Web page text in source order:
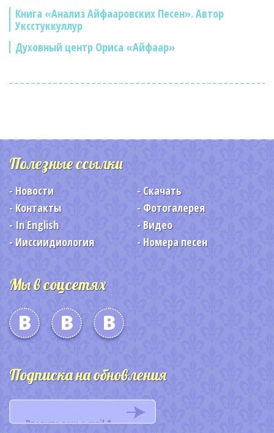
Книга «Анализ Айфааровских Песен». Автор
Уксстуккуллур
Духовный центр Ориса «Айфаар»
Полезные ссылки
Новости
Скачать
Контакты
Фотогалерея
In English
Видео
Ииссиидиология
Номера песен
Мы в соцсетях
Подписка на обновления